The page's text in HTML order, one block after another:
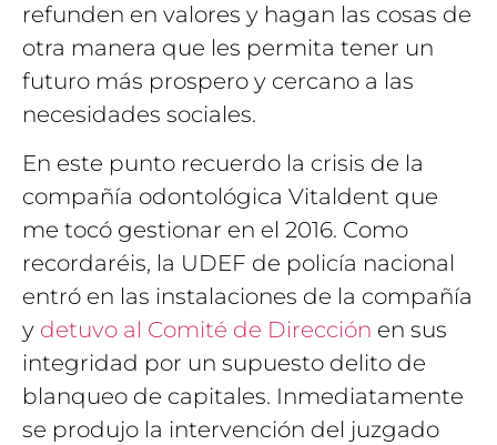
refunden en valores y hagan las cosas de
otra manera que les permita tener un
futuro más prospero y cercano a las
necesidades sociales.
En este punto recuerdo la crisis de la
compañía odontológica Vitaldent que
me tocó gestionar en el 2016. Como
recordaréis, la UDEF de policía nacional
entró en las instalaciones de la compañía
y detuvo al Comité de Dirección en sus
integridad por un supuesto delito de
blanqueo de capitales. Inmediatamente
se produjo la intervención del juzgado